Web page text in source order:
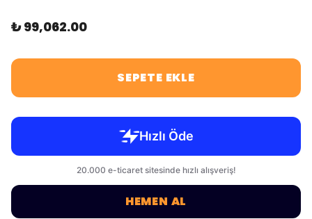
₺ 99,062.00
SEPETE EKLE
HEMEN AL